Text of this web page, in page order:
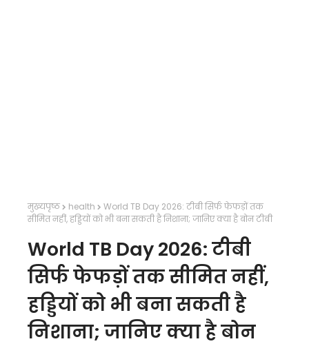
मुख्यपृष्ठ health
World TB Day 2026: टीबी सिर्फ फेफड़ों तक
सीमित नहीं, हड्डियों को भी बना सकती है निशाना; जानिए क्या है बोन टीबी
World TB Day 2026: टीबी
सिर्फ फेफड़ों तक सीमित नहीं,
हड्डियों को भी बना सकती है
निशाना; जानिए क्या है बोन